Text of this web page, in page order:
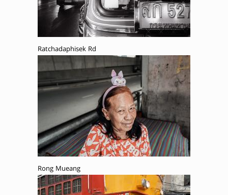
Ratchadaphisek Rd
Rong Mueang